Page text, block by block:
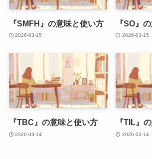
『SMFH』の意味と使い方
2026-03-15
『SO』
2026-03-15
『TBC』の意味と使い方
2026-03-14
『TIL』
2026-03-14